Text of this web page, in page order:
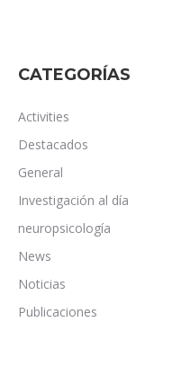
CATEGORÍAS
Activities
Destacados
General
Investigación al día
neuropsicología
News
Noticias
Publicaciones